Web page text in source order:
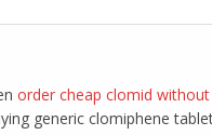
order cheap clomid
generic clomiphene